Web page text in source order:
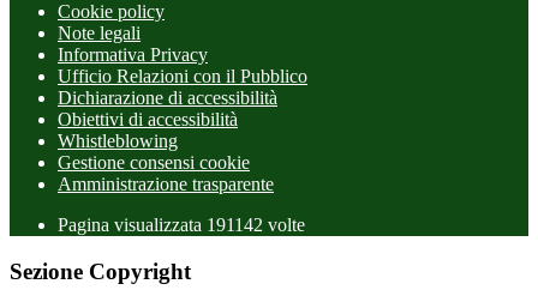
Cookie policy
Note legali
Informativa Privacy
Ufficio Relazioni con il Pubblico
Dichiarazione di accessibilità
Obiettivi di accessibilità
Whistleblowing
Gestione consensi cookie
Amministrazione trasparente
Pagina visualizzata 191142 volte
Sezione Copyright